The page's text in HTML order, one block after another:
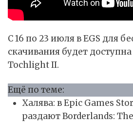
С 16 по 23 июля в EGS для
скачивания будет
Tochlight II.
Ещё по теме:
Халява: в Epic Games
раздают Borderlands: